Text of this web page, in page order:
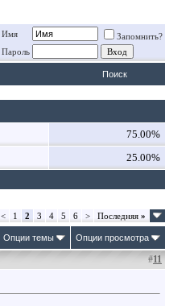
Имя
Запомнить?
Пароль
Поиск
75.00%
25.00%
< 1 2 3 4 5 6 > Последняя »
Опции темы Опции просмотра
#11